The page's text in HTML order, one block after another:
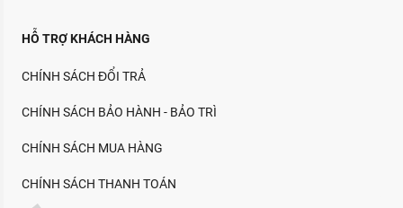
HỖ TRỢ KHÁCH HÀNG
CHÍNH SÁCH ĐỔI TRẢ
CHÍNH SÁCH BẢO HÀNH - BẢO TRÌ
CHÍNH SÁCH MUA HÀNG
CHÍNH SÁCH THANH TOÁN